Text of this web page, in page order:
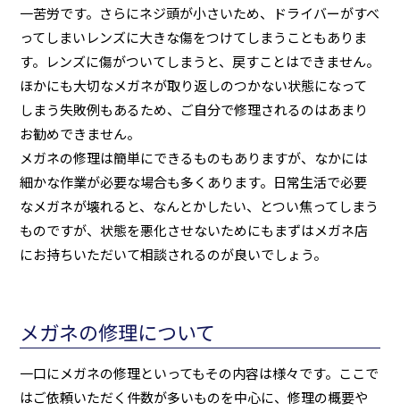
一苦労です。さらにネジ頭が小さいため、ドライバーがすべ
ってしまいレンズに大きな傷をつけてしまうこともありま
す。レンズに傷がついてしまうと、戻すことはできません。
ほかにも大切なメガネが取り返しのつかない状態になって
しまう失敗例もあるため、ご自分で修理されるのはあまり
お勧めできません。
メガネの修理は簡単にできるものもありますが、なかには
細かな作業が必要な場合も多くあります。日常生活で必要
なメガネが壊れると、なんとかしたい、とつい焦ってしまう
ものですが、状態を悪化させないためにもまずはメガネ店
にお持ちいただいて相談されるのが良いでしょう。
メガネの修理について
一口にメガネの修理といってもその内容は様々です。ここで
はご依頼いただく件数が多いものを中心に、修理の概要や